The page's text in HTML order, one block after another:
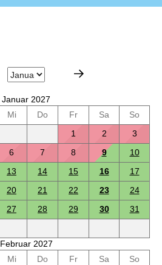
Januar 2027
Mi Do Fr Sa
So
1 2
3
6 7 8 9
10
13 14 15 16
17
20 21 22 23
24
27 28 29 30
31
Februar 2027
Mi Do Fr Sa
So